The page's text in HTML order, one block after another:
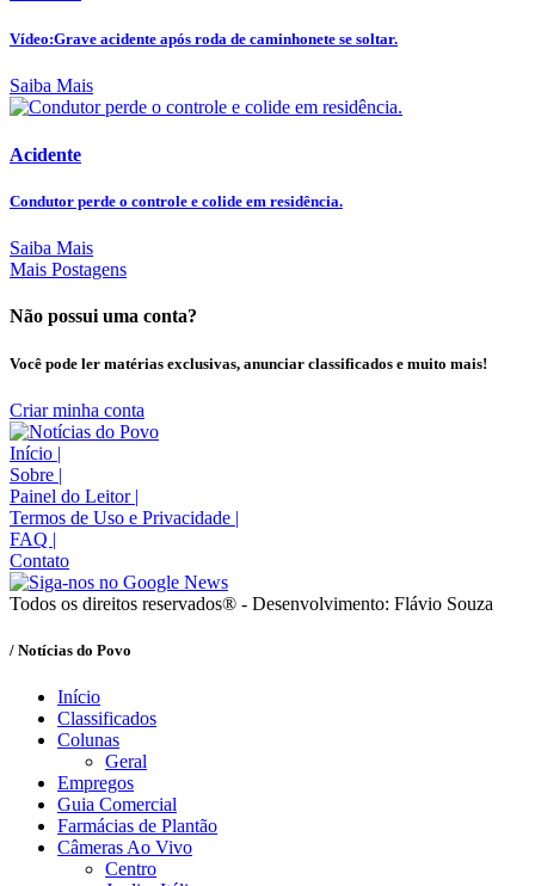
Vídeo:Grave acidente após roda de caminhonete se soltar.
Saiba Mais
Acidente
Condutor perde o controle e colide em residência.
Saiba Mais
Mais Postagens
Não possui uma conta?
Você pode ler matérias exclusivas, anunciar classificados e muito mais!
Criar minha conta
Início |
Sobre |
Painel do Leitor |
Termos de Uso e Privacidade |
FAQ |
Contato
Todos os direitos reservados® - Desenvolvimento: Flávio Souza
/ Notícias do Povo
Início
Classificados
Colunas
Geral
Empregos
Guia Comercial
Farmácias de Plantão
Câmeras Ao Vivo
Centro